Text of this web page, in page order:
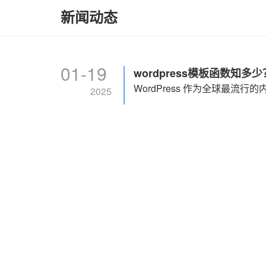
新闻动态
01-19
2025
wordpress模板函数知多少